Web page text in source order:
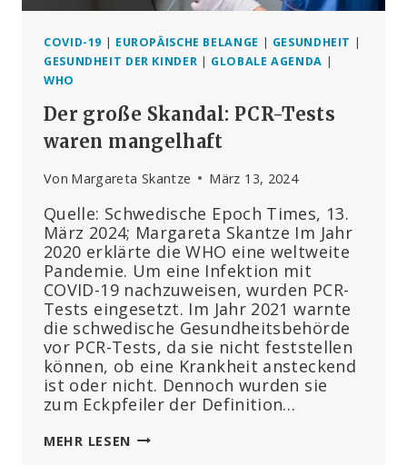
COVID-19 | EUROPÄISCHE BELANGE | GESUNDHEIT |
GESUNDHEIT DER KINDER | GLOBALE AGENDA |
WHO
Der große Skandal: PCR-Tests
waren mangelhaft
Von Margareta Skantze März 13, 2024
Quelle: Schwedische Epoch Times, 13.
März 2024; Margareta Skantze Im Jahr
2020 erklärte die WHO eine weltweite
Pandemie. Um eine Infektion mit
COVID-19 nachzuweisen, wurden PCR-
Tests eingesetzt. Im Jahr 2021 warnte
die schwedische Gesundheitsbehörde
vor PCR-Tests, da sie nicht feststellen
können, ob eine Krankheit ansteckend
ist oder nicht. Dennoch wurden sie
zum Eckpfeiler der Definition…
MEHR LESEN DER